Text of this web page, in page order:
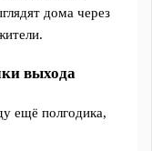
дома через
выхода
ещё полгодика,